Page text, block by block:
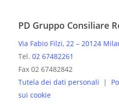
PD Gruppo Consiliare
Via Fabio Filzi, 22 – 20124
Tel.02 67482261
Fax 02 67482842
Tutela dei dati personali
|
sui cookie